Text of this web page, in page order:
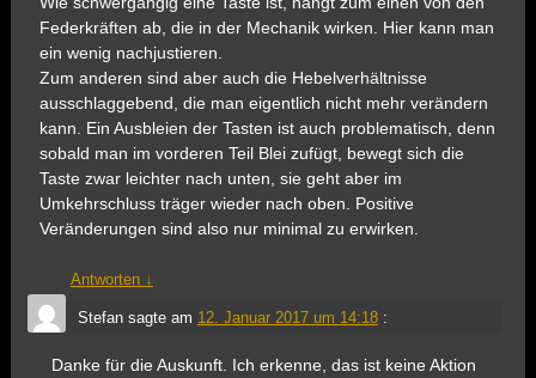
Federkräften ab, die in der Mechanik wirken. Hier kann man
ein wenig nachjustieren.
Zum anderen sind aber auch die Hebelverhältnisse
ausschlaggebend, die man eigentlich nicht mehr verändern
kann. Ein Ausbleien der Tasten ist auch problematisch, denn
sobald man im vorderen Teil Blei zufügt, bewegt sich die
Taste zwar leichter nach unten, sie geht aber im
Umkehrschluss träger wieder nach oben. Positive
Veränderungen sind also nur minimal zu erwirken.
Antworten ↓
Stefansagte am 12. Januar 2017 um 14:18 :
Danke für die Auskunft. Ich erkenne, das ist keine Aktion